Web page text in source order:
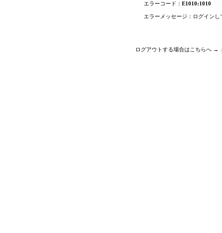
エラーコード： E1010:1010
エラーメッセージ： ログインし
ログアウトする場合は こちらへ →